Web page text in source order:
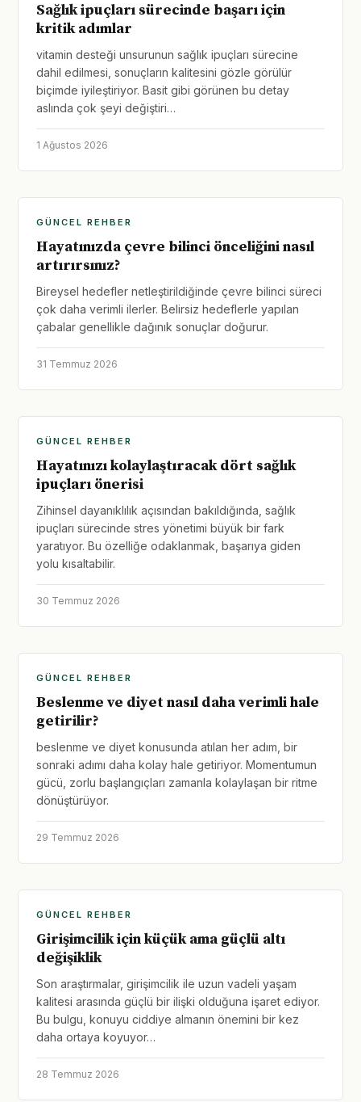
Sağlık ipuçları sürecinde başarı için
kritik adımlar
vitamin desteği unsurunun sağlık ipuçları sürecine
dahil edilmesi, sonuçların kalitesini gözle görülür
biçimde iyileştiriyor. Basit gibi görünen bu detay
aslında çok şeyi değiştiri…
1 Ağustos 2026
GÜNCEL REHBER
Hayatınızda çevre bilinci önceliğini nasıl
artırırsınız?
Bireysel hedefler netleştirildiğinde çevre bilinci süreci
çok daha verimli ilerler. Belirsiz hedeflerle yapılan
çabalar genellikle dağınık sonuçlar doğurur.
31 Temmuz 2026
GÜNCEL REHBER
Hayatınızı kolaylaştıracak dört sağlık
ipuçları önerisi
Zihinsel dayanıklılık açısından bakıldığında, sağlık
ipuçları sürecinde stres yönetimi büyük bir fark
yaratıyor. Bu özelliğe odaklanmak, başarıya giden
yolu kısaltabilir.
30 Temmuz 2026
GÜNCEL REHBER
Beslenme ve diyet nasıl daha verimli hale
getirilir?
beslenme ve diyet konusunda atılan her adım, bir
sonraki adımı daha kolay hale getiriyor. Momentumun
gücü, zorlu başlangıçları zamanla kolaylaşan bir ritme
dönüştürüyor.
29 Temmuz 2026
GÜNCEL REHBER
Girişimcilik için küçük ama güçlü altı
değişiklik
Son araştırmalar, girişimcilik ile uzun vadeli yaşam
kalitesi arasında güçlü bir ilişki olduğuna işaret ediyor.
Bu bulgu, konuyu ciddiye almanın önemini bir kez
daha ortaya koyuyor…
28 Temmuz 2026